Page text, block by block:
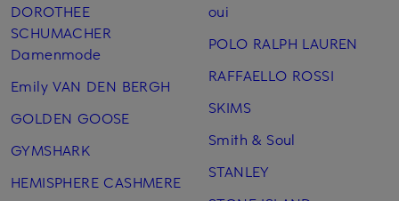
DOROTHEE
SCHUMACHER
Damenmode
Emily VAN DEN BERGH
GOLDEN GOOSE
GYMSHARK
HEMISPHERE CASHMERE
oui
POLO RALPH LAUREN
RAFFAELLO ROSSI
SKIMS
Smith & Soul
STANLEY